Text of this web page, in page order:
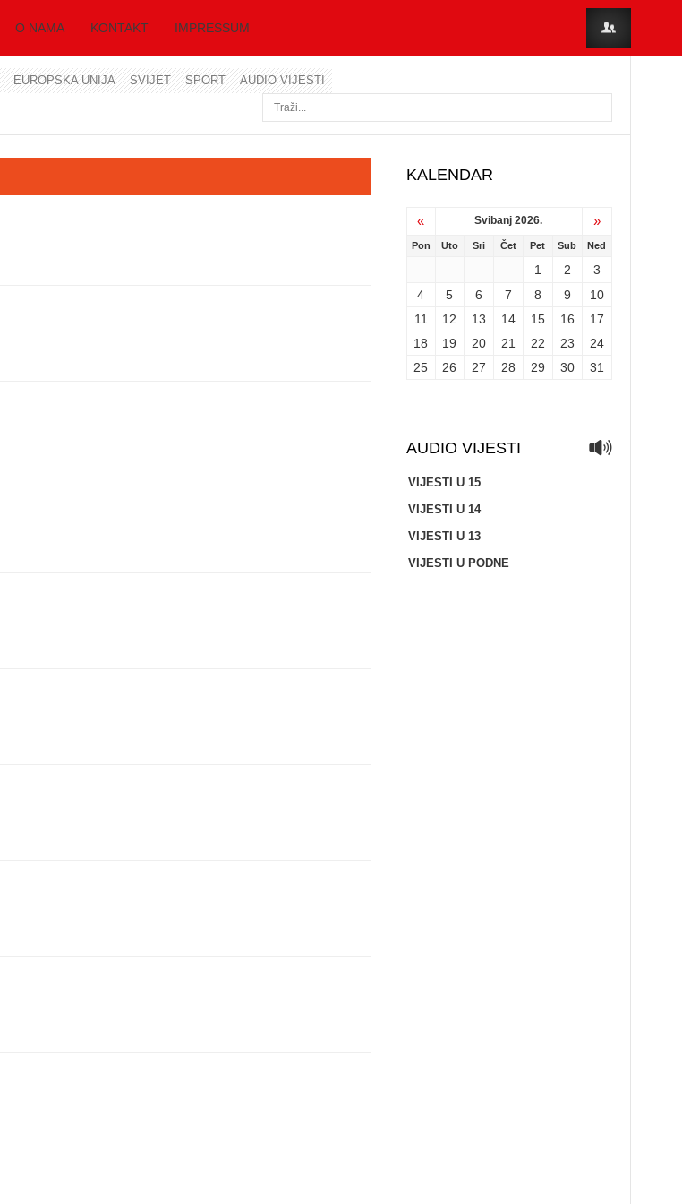
O NAMA KONTAKT IMPRESSUM
EUROPSKA UNIJA SVIJET SPORT AUDIO VIJESTI
KALENDAR
« Svibanj 2026. »
Pon Uto Sri Čet Pet Sub Ned
1 2
3
4
5 6 7 8 9
10
11
12 13 14 15 16
17
18
19 20 21 22 23
24
25
26 27 28 29 30 31
AUDIO VIJESTI
VIJESTI U 15
VIJESTI U 14
VIJESTI U 13
VIJESTI U PODNE